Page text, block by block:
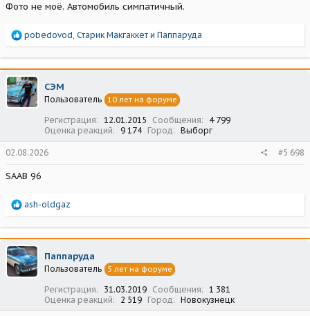
Фото не моё. Автомобиль симпатичный.
Р
а
к
ц
и
и
pobedovod, Старик Макгаккет и Паппаруда
СЭМ
Пользователь 10 лет на форуме
Регистрация 12.01.2015 Сообщения
4 799
Оценка реакций
9 174 Город Выборг
02.08.2026 #5 698
SAAB 96
Р
а
к
ц
и
и
ash-oldgaz
Паппаруда
Пользователь 5 лет на форуме
Регистрация 31.03.2019 Сообщения
1 381
Оценка реакций
2 519 Город Новокузнецк